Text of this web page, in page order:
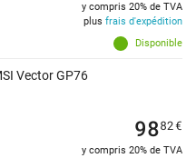
Disponible
y compris 20% de TVA
plus frais d'expédition
Vector GP76
9882€
y compris 20% de TVA